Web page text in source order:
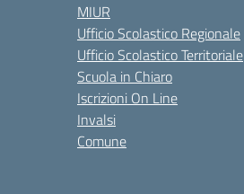
MIUR
Ufficio Scolastico Regionale
Ufficio Scolastico Territoriale
Scuola in Chiaro
Iscrizioni On Line
Invalsi
Comune